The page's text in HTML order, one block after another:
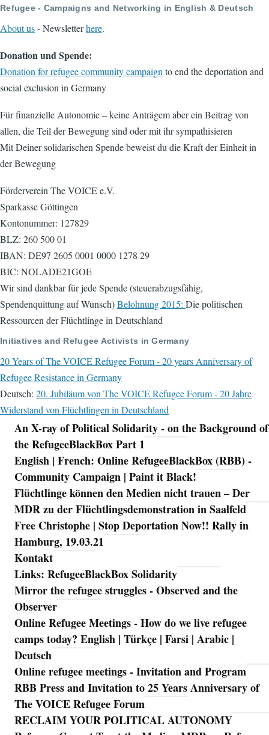
Refugee - Campaigns and Networking in English & Deutsch
About us- Newsletterhere.
Donation und Spende:
Donation for refugee community campaignto end the deportation and
social exclusion in Germany
Für finanzielle Autonomie – keine Anträgem aber ein Beitrag von
allen, die Teil der Bewegung sind oder mit ihr sympathisieren
Mit Deiner solidarischen Spende beweist du die Kraft der Einheit in
der Bewegung
Förderverein The VOICE e.V.
Sparkasse Göttingen
Kontonummer: 127829
BLZ: 260 500 01
IBAN: DE97 2605 0001 0000 1278 29
BIC: NOLADE21GOE
Wir sind dankbar für jede Spende (steuerabzugsfähig,
Spendenquittung auf Wunsch)Belohnung 2015: Die politischen
Ressourcen der Flüchtlinge in Deutschland
Initiatives and Refugee Activists in Germany
20 Years of The VOICE Refugee Forum - 20 years Anniversary of
Refugee Resistance in Germany
Deutsch: 20. Jubiläum von The VOICE Refugee Forum - 20 Jahre
Widerstand von Flüchtlingen in Deutschland
Navigation
An X-ray of Political Solidarity - on the Background of
the RefugeeBlackBox Part 1
English | French: Online RefugeeBlackBox (RBB) -
Community Campaign | Paint it Black!
Flüchtlinge können den Medien nicht trauen – Der
MDR zu der Flüchtlingsdemonstration in Saalfeld
Free Christophe | Stop Deportation Now!! Rally in
Hamburg, 19.03.21
Kontakt
Links: RefugeeBlackBox Solidarity
Mirror the refugee struggles - Observed and the
Observer
Online Refugee Meetings - How do we live refugee
camps today? English | Türkçe | Farsi | Arabic |
Deutsch
Online refugee meetings - Invitation and Program
RBB Press and Invitation to 25 Years Anniversary of
The VOICE Refugee Forum
RECLAIM YOUR POLITICAL AUTONOMY